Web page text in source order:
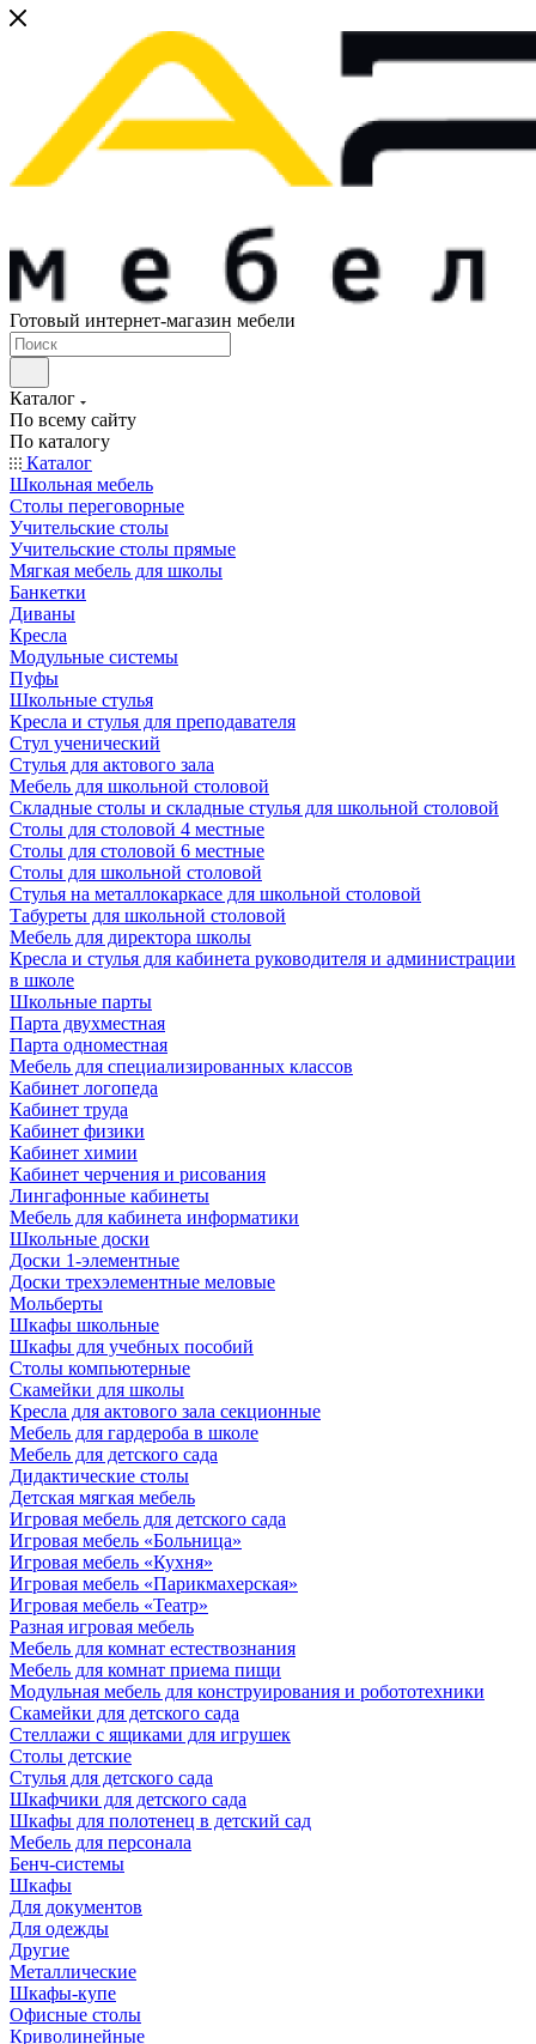
Готовый интернет-магазин мебели
Каталог
По всему сайту
По каталогу
Каталог
Школьная мебель
Столы переговорные
Учительские столы
Учительские столы прямые
Мягкая мебель для школы
Банкетки
Диваны
Кресла
Модульные системы
Пуфы
Школьные стулья
Кресла и стулья для преподавателя
Стул ученический
Стулья для актового зала
Мебель для школьной столовой
Складные столы и складные стулья для школьной столовой
Столы для столовой 4 местные
Столы для столовой 6 местные
Столы для школьной столовой
Стулья на металлокаркасе для школьной столовой
Табуреты для школьной столовой
Мебель для директора школы
Кресла и стулья для кабинета руководителя и администрации
в школе
Школьные парты
Парта двухместная
Парта одноместная
Мебель для специализированных классов
Кабинет логопеда
Кабинет труда
Кабинет физики
Кабинет химии
Кабинет черчения и рисования
Лингафонные кабинеты
Мебель для кабинета информатики
Школьные доски
Доски 1-элементные
Доски трехэлементные меловые
Мольберты
Шкафы школьные
Шкафы для учебных пособий
Столы компьютерные
Скамейки для школы
Кресла для актового зала секционные
Мебель для гардероба в школе
Мебель для детского сада
Дидактические столы
Детская мягкая мебель
Игровая мебель для детского сада
Игровая мебель «Больница»
Игровая мебель «Кухня»
Игровая мебель «Парикмахерская»
Игровая мебель «Театр»
Разная игровая мебель
Мебель для комнат естествознания
Мебель для комнат приема пищи
Модульная мебель для конструирования и робототехники
Скамейки для детского сада
Стеллажи с ящиками для игрушек
Столы детские
Стулья для детского сада
Шкафчики для детского сада
Шкафы для полотенец в детский сад
Мебель для персонала
Бенч-системы
Шкафы
Для документов
Для одежды
Другие
Металлические
Шкафы-купе
Офисные столы
Криволинейные